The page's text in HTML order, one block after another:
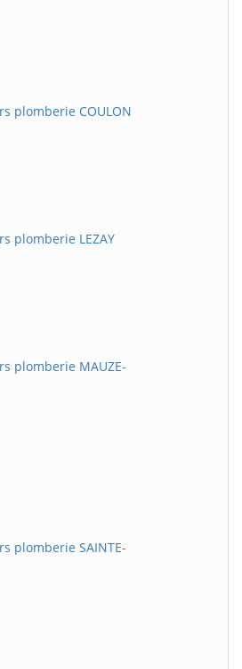
plomberie COULON
plomberie LEZAY
plomberie MAUZE-
plomberie SAINTE-